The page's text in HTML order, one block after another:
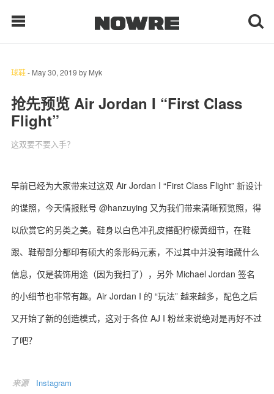
时 尚
球 鞋
生 活
球鞋- May 30, 2019 by Myk
抢先预览 Air Jordan I “First Class
Flight”
这双要不要入手？
早前已经为大家带来过这双 Air Jordan I “First Class Flight” 新设计
的谍照，今天情报账号 @hanzuying 又为我们带来清晰预览照，得
以欣赏它的另类之美。鞋身以白色冲孔皮搭配柠檬黄细节，在鞋
跟、鞋帮部分都印有硕大的条形码元素，不过其中并没有暗藏什么
信息，仅是装饰用途（因为我扫了），另外 Michael Jordan 签名
的小细节也非常有趣。Air Jordan I 的 “玩法” 越来越多，配色之后
又开始了新的创造模式，这对于各位 AJ I 粉丝来说绝对是再好不过
了吧？
来源 Instagram